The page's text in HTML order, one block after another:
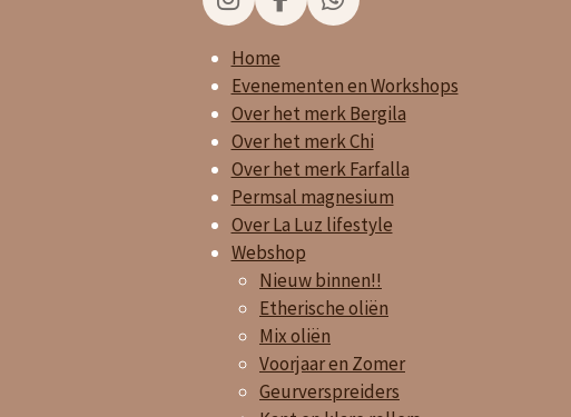
I
n
s
t
a
g
r
a
m
F
a
c
e
b
o
k
W
h
t
s
A
p
p
Home
Evenementen en Workshops
Over het merk Bergila
Over het merk Chi
Over het merk Farfalla
Permsal magnesium
Over La Luz lifestyle
Webshop
Nieuw binnen!!
Etherische oliën
Mix oliën
Voorjaar en Zomer
Geurverspreiders